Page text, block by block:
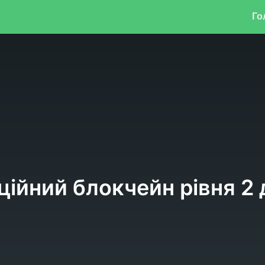
блокчейн рівня 2